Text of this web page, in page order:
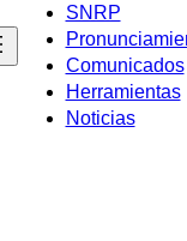
SNRP
Comunicados
Herramientas
Noticias